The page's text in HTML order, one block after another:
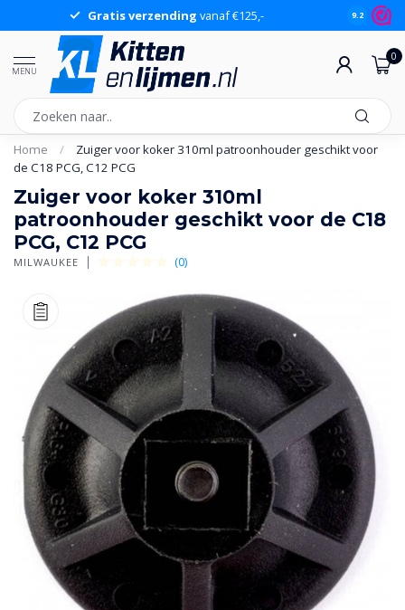
Gratis verzending vanaf €125,- 9.2
MENU
0
Home /
Zuiger voor koker 310ml patroonhouder geschikt voor
de C18 PCG, C12 PCG
Zuiger voor koker 310ml
patroonhouder geschikt voor de C18
PCG, C12 PCG
MILWAUKEE (0)